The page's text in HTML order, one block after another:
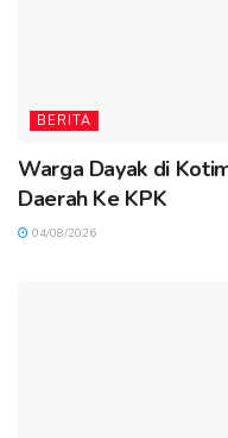
BERITA
Warga Dayak di
Daerah Ke KPK
04/08/2026